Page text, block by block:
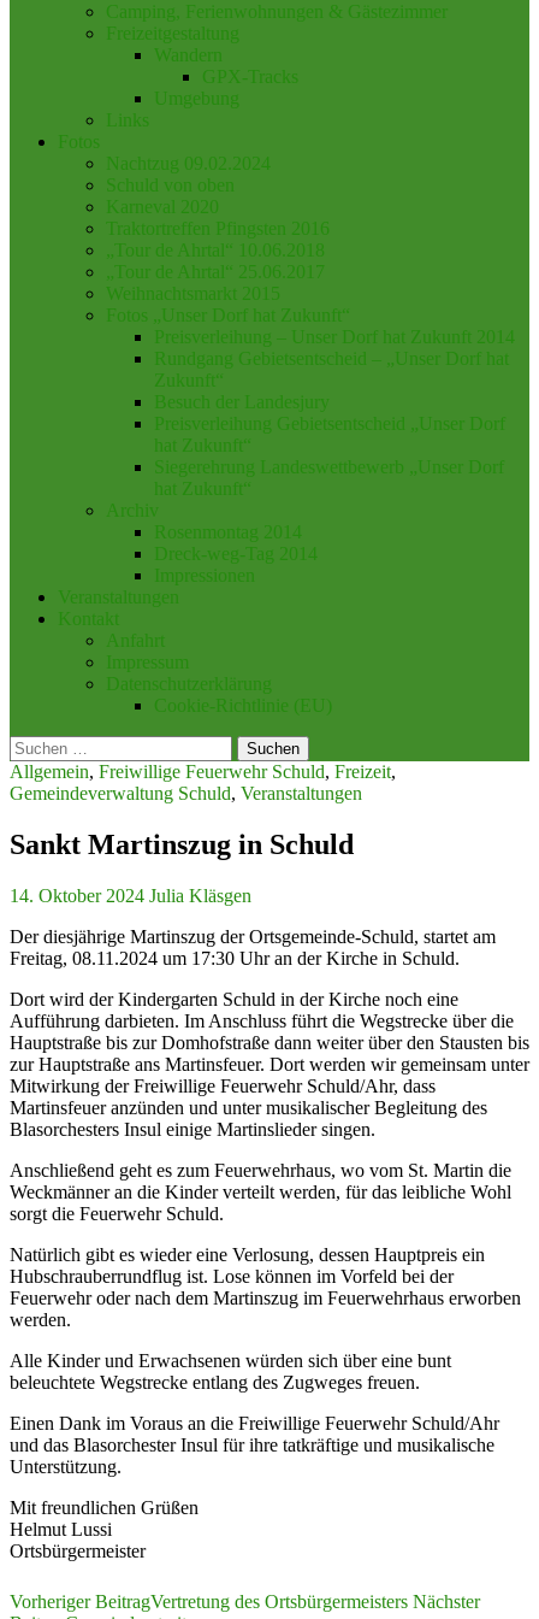
Camping, Ferienwohnungen & Gästezimmer
Freizeitgestaltung
Wandern
GPX-Tracks
Umgebung
Links
Fotos
Nachtzug 09.02.2024
Schuld von oben
Karneval 2020
Traktortreffen Pfingsten 2016
„Tour de Ahrtal“ 10.06.2018
„Tour de Ahrtal“ 25.06.2017
Weihnachtsmarkt 2015
Fotos „Unser Dorf hat Zukunft“
Preisverleihung – Unser Dorf hat Zukunft 2014
Rundgang Gebietsentscheid – „Unser Dorf hat
Zukunft“
Besuch der Landesjury
Preisverleihung Gebietsentscheid „Unser Dorf
hat Zukunft“
Siegerehrung Landeswettbewerb „Unser Dorf
hat Zukunft“
Archiv
Rosenmontag 2014
Dreck-weg-Tag 2014
Impressionen
Veranstaltungen
Kontakt
Anfahrt
Impressum
Datenschutzerklärung
Cookie-Richtlinie (EU)
Suchen
nach:
Allgemein, Freiwillige Feuerwehr Schuld, Freizeit,
Gemeindeverwaltung Schuld, Veranstaltungen
Sankt Martinszug in Schuld
14. Oktober 2024 Julia Kläsgen
Der diesjährige Martinszug der Ortsgemeinde-Schuld, startet am
Freitag, 08.11.2024 um 17:30 Uhr an der Kirche in Schuld.
Dort wird der Kindergarten Schuld in der Kirche noch eine
Aufführung darbieten. Im Anschluss führt die Wegstrecke über die
Hauptstraße bis zur Domhofstraße dann weiter über den Stausten bis
zur Hauptstraße ans Martinsfeuer. Dort werden wir gemeinsam unter
Mitwirkung der Freiwillige Feuerwehr Schuld/Ahr, dass
Martinsfeuer anzünden und unter musikalischer Begleitung des
Blasorchesters Insul einige Martinslieder singen.
Anschließend geht es zum Feuerwehrhaus, wo vom St. Martin die
Weckmänner an die Kinder verteilt werden, für das leibliche Wohl
sorgt die Feuerwehr Schuld.
Natürlich gibt es wieder eine Verlosung, dessen Hauptpreis ein
Hubschrauberrundflug ist. Lose können im Vorfeld bei der
Feuerwehr oder nach dem Martinszug im Feuerwehrhaus erworben
werden.
Alle Kinder und Erwachsenen würden sich über eine bunt
beleuchtete Wegstrecke entlang des Zugweges freuen.
Einen Dank im Voraus an die Freiwillige Feuerwehr Schuld/Ahr
und das Blasorchester Insul für ihre tatkräftige und musikalische
Unterstützung.
Mit freundlichen Grüßen
Helmut Lussi
Ortsbürgermeister
Beitragsnavigation
Vorheriger BeitragVertretung des Ortsbürgermeisters Nächster